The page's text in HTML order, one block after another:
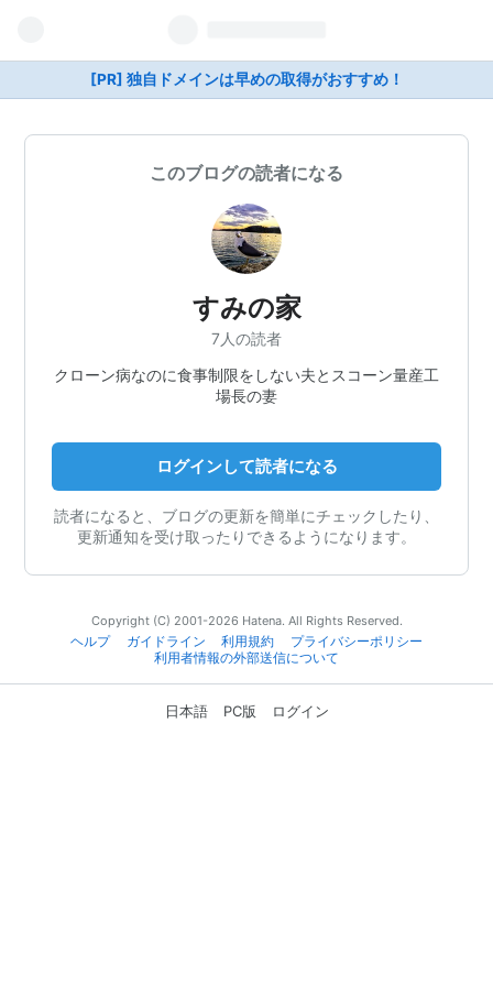
[PR] 独自ドメインは早めの取得がおすすめ！
このブログの読者になる
すみの家
7人の読者
クローン病なのに食事制限をしない夫とスコーン量産工
場長の妻
ログインして読者になる
読者になると、ブログの更新を簡単にチェックしたり、
更新通知を受け取ったりできるようになります。
Copyright (C) 2001-2026 Hatena. All Rights Reserved.
ヘルプ
ガイドライン 利用規約
プライバシーポリシー
利用者情報の外部送信について
日本語 PC版 ログイン